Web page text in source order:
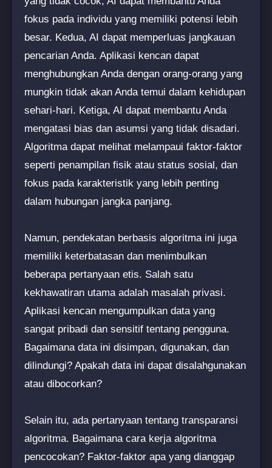
fokus pada individu yang memiliki potensi lebih
besar. Kedua, AI dapat memperluas jangkauan
pencarian Anda. Aplikasi kencan dapat
menghubungkan Anda dengan orang-orang yang
mungkin tidak akan Anda temui dalam kehidupan
sehari-hari. Ketiga, AI dapat membantu Anda
mengatasi bias dan asumsi yang tidak disadari.
Algoritma dapat melihat melampaui faktor-faktor
seperti penampilan fisik atau status sosial, dan
fokus pada karakteristik yang lebih penting
dalam hubungan jangka panjang.
Namun, pendekatan berbasis algoritma ini juga
memiliki keterbatasan dan menimbulkan
beberapa pertanyaan etis. Salah satu
kekhawatiran utama adalah masalah privasi.
Aplikasi kencan mengumpulkan data yang
sangat pribadi dan sensitif tentang pengguna.
Bagaimana data ini disimpan, digunakan, dan
dilindungi? Apakah data ini dapat disalahgunakan
atau dibocorkan?
Selain itu, ada pertanyaan tentang transparansi
algoritma. Bagaimana cara kerja algoritma
pencocokan? Faktor-faktor apa yang dianggap